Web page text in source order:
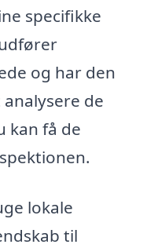
specifikke
og har den
de
kan få de
lokale
til